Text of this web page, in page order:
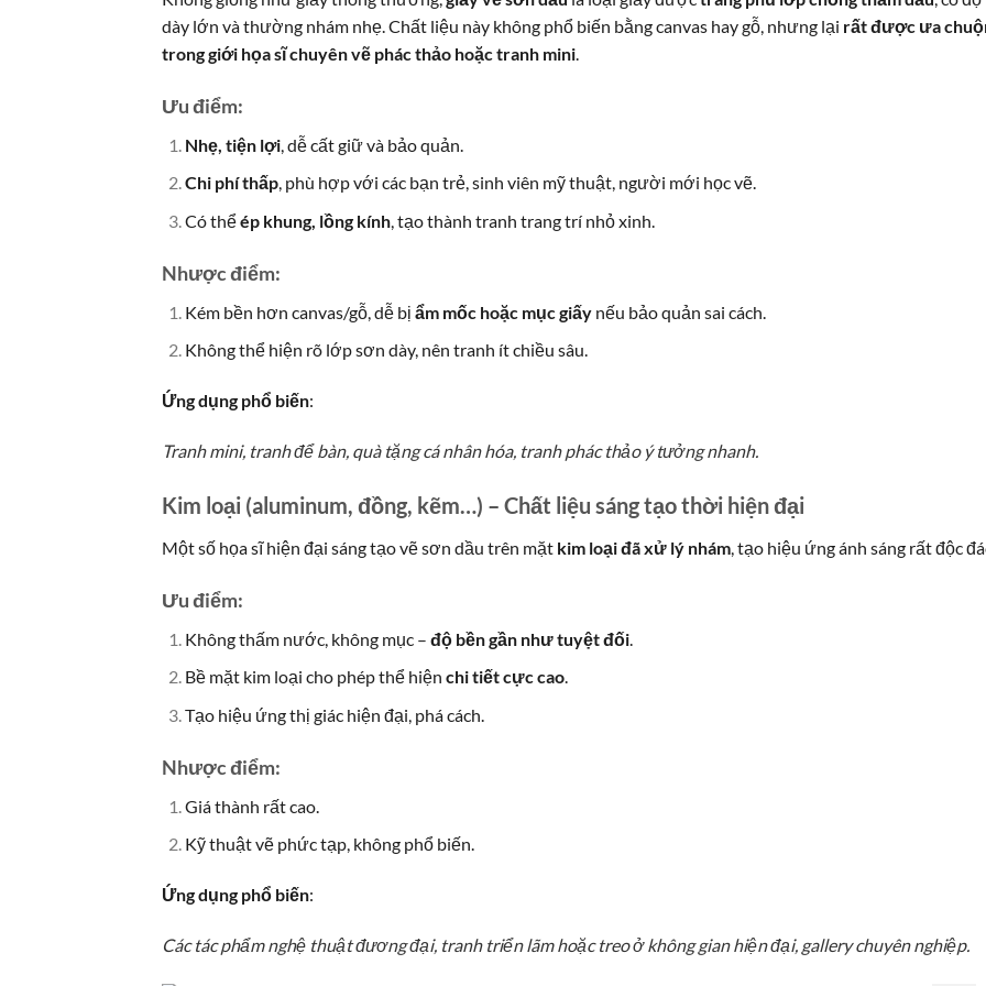
dày lớn và thường nhám nhẹ. Chất liệu này không phổ biến bằng canvas hay gỗ, nhưng lại rất được ưa
trong giới họa sĩ chuyên vẽ phác thảo hoặc tranh mini.
Ưu điểm:
Nhẹ, tiện lợi, dễ cất giữ và bảo quản.
Chi phí thấp, phù hợp với các bạn trẻ, sinh viên mỹ thuật, người mới học vẽ.
Có thểép khung, lồng kính, tạo thành tranh trang trí nhỏ xinh.
Nhược điểm:
Kém bền hơn canvas/gỗ, dễ bị ẩm mốc hoặc mục giấynếu bảo quản sai cách.
Không thể hiện rõ lớp sơn dày, nên tranh ít chiều sâu.
Ứng dụng phổ biến:
Tranh mini, tranh để bàn, quà tặng cá nhân hóa, tranh phác thảo ý tưởng nhanh.
Kim loại (aluminum, đồng, kẽm…) – Chất liệu sáng tạo thời hiện đại
Một số họa sĩ hiện đại sáng tạo vẽ sơn dầu trên mặt kim loại đã xử lý nhám , tạo hiệu ứng ánh sáng rất độc
Ưu điểm:
Không thấm nước, không mục – độ bền gần như tuyệt đối.
Bề mặt kim loại cho phép thể hiện chi tiết cực cao.
Tạo hiệu ứng thị giác hiện đại, phá cách.
Nhược điểm:
Giá thành rất cao.
Kỹ thuật vẽ phức tạp, không phổ biến.
Ứng dụng phổ biến:
Các tác phẩm nghệ thuật đương đại, tranh triển lãm hoặc treo ở không gian hiện đại, gallery chuyên nghiệp.